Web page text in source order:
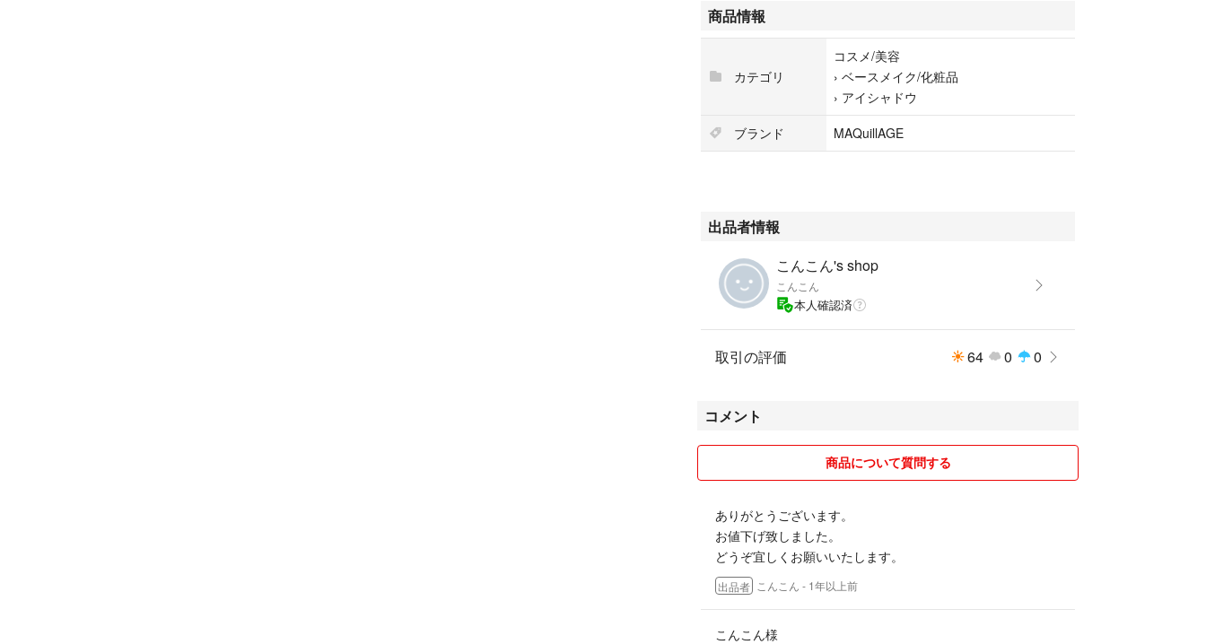
商品情報
カテゴリ
コスメ/美容
› ベースメイク/化粧品
› アイシャドウ
ブランド
MAQuillAGE
出品者情報
こんこん's shop
こんこん
本人確認済
取引の評価 64 0 0
コメント
商品について質問する
ありがとうございます。
お値下げ致しました。
どうぞ宜しくお願いいたします。
出品者 こんこん - 1年以上前
こんこん様